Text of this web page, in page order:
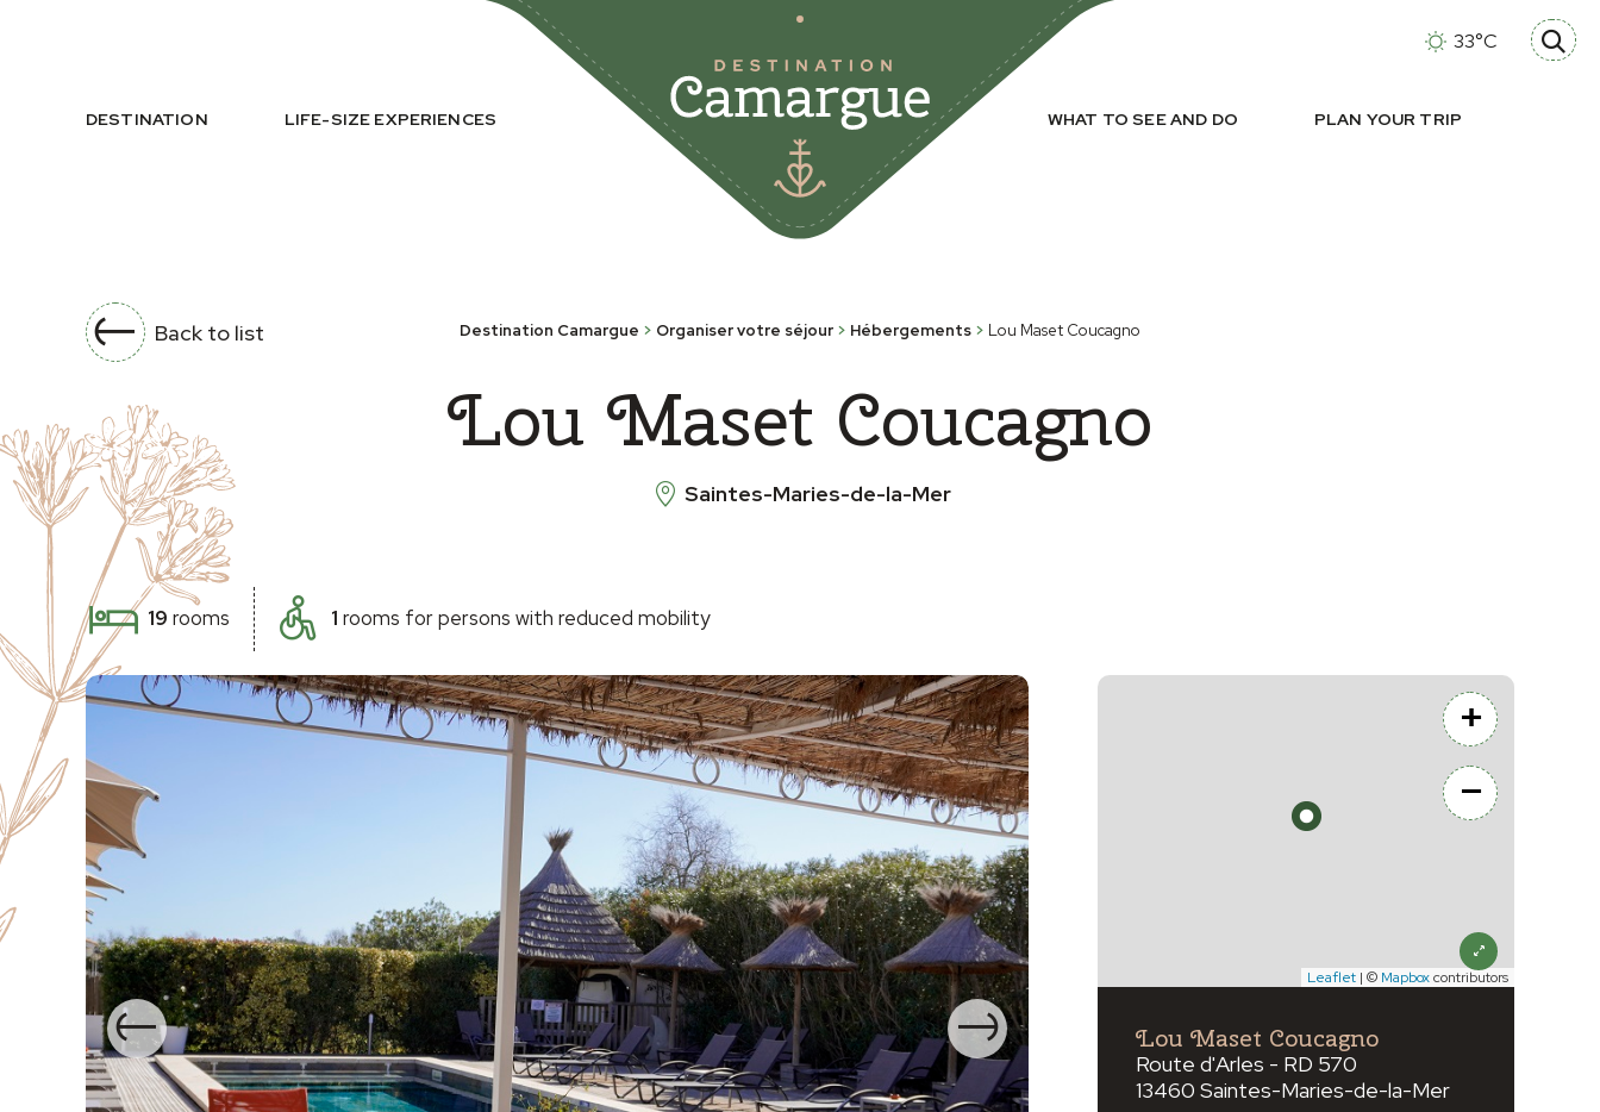
33°C
DESTINATION LIFE-SIZE EXPERIENCES WHAT TO SEE AND DO PLAN YOUR TRIP
Back to list Destination Camargue > Organiser votre séjour > Hébergements > Lou Maset Coucagno
Lou Maset Coucagno
Saintes-Maries-de-la-Mer
19 rooms 1 rooms for persons with reduced mobility
Previous Next
+
−
Leaflet | © Mapboxcontributors
Lou Maset Coucagno
Route d'Arles - RD 570
13460 Saintes-Maries-de-la-Mer